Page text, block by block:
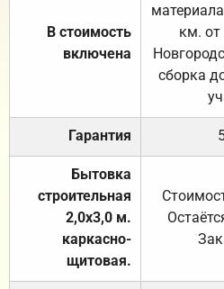
В стоимость
включена
км. от
сборка
Гарантия
Бытовка
строительная
2,0х3,0 м.
каркасно-
щитовая.